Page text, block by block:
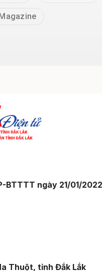
BTTTT ngày 21/01/2022
Thuột, tỉnh Đắk Lắk